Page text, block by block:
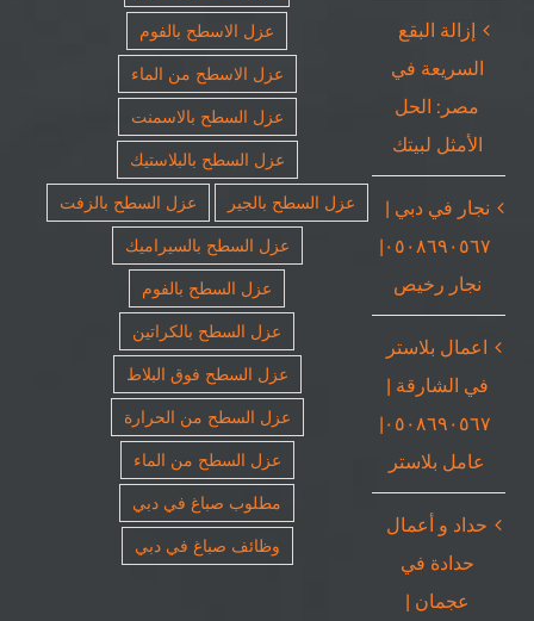
إزالة البقع
السريعة في
مصر: الحل
الأمثل لبيتك
نجار في دبي |
٠٥٠٨٦٩٠٥٦٧|
نجار رخيص
اعمال بلاستر
في الشارقة |
٠٥٠٨٦٩٠٥٦٧|
عامل بلاستر
حداد و أعمال
حدادة في
عجمان |
عزل الاسطح بالفوم
عزل الاسطح من الماء
عزل السطح بالاسمنت
عزل السطح بالبلاستيك
عزل السطح بالجير
عزل السطح بالزفت
عزل السطح بالسيراميك
عزل السطح بالفوم
عزل السطح بالكراتين
عزل السطح فوق البلاط
عزل السطح من الحرارة
عزل السطح من الماء
مطلوب صباغ في دبي
وظائف صباغ في دبي